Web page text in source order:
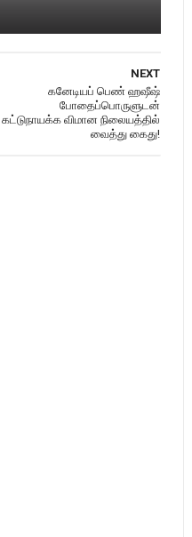
NEXT
கனேடியப் பெண் ஹஷீஷ்
போதைப்பொருளுடன்
கட்டுநாயக்க விமான நிலையத்தில்
வைத்து கைது!